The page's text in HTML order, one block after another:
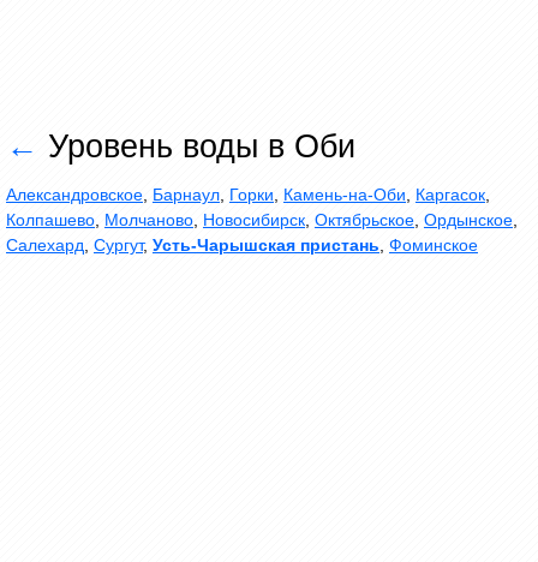
← Уровень воды в Оби
Александровское Барнаул Горки Камень-на-Оби Каргасок
Колпашево Молчаново Новосибирск Октябрьское Ордынское
Салехард Сургут, Усть-Чарышская пристань Фоминское